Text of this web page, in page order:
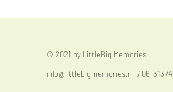
© 2021 by LittleBig Memories
info@littlebigmemories.nl / 06-